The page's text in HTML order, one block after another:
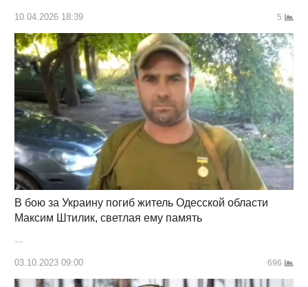
10.04.2026 18:39 5
В бою за Украину погиб житель Одесской области
Максим Штилик, светлая ему память
…
03.10.2023 09:00 696